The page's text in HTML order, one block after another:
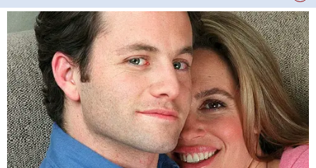
nejlepší doporučení, jak zasadit
tropickou domácí rostlinu, a
hlavně, jak ji správně udržovat.
Jak papája roste?
Exotické ovoce papája je štíhlý,
vysoký strom, který dorůstá až
10 metrů, s dlouhými listy o